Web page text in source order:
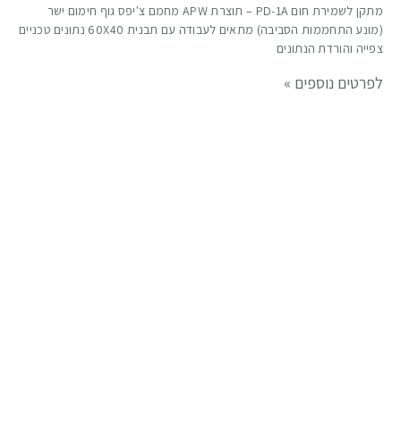
מתקן לשמירת חום PD-1A – תוצרת APW מחמם צ'יפס גוף חימום ישר
(מונע התחממות הסביבה) מתאים לעבודה עם תבנית 60X40 נתונים טכניים
צפייה והורדת הנתונים
לפרטים נוספים »